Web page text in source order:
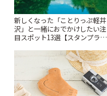
新しくなった「ことりっぷ軽井
沢」と一緒におでかけしたい注
目スポット13選【スタンプラリ